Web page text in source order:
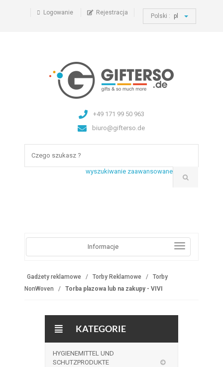
Logowanie Rejestracja Polski : pl
+49 171 99 50 963
biuro@gifterso.de
wyszukiwanie zaawansowane
Informacje
Gadżety reklamowe Torby Reklamowe
Torby
NonWoven
Torba plazowa lub na zakupy - VIVI
KATEGORIE
HYGIENEMITTEL UND
SCHUTZPRODUKTE